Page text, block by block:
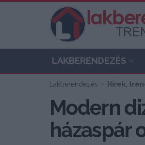
LAKBERENDEZÉS
Lakberendezés Hírek,
Modern
házaspár